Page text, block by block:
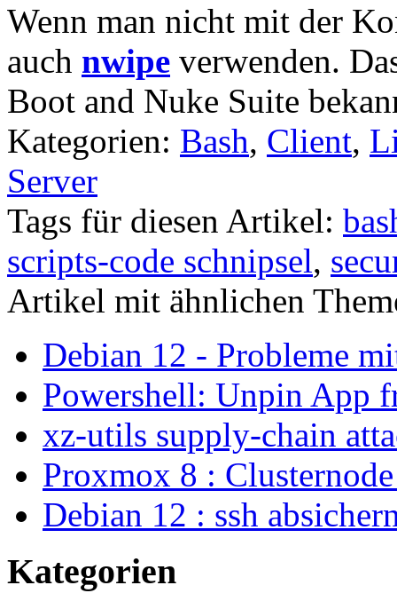
Wenn man nicht mit der
auch nwipe verwenden.
Boot and Nuke Suite
Kategorien: Bash, Client,
Server
Tags für diesen Artikel:
scripts-code schnipsel,
Artikel mit ähnlichen
Debian 12 - Probleme
Powershell: Unpin App
xz-utils supply-chain
Proxmox 8 :
Debian 12 : ssh
Kategorien